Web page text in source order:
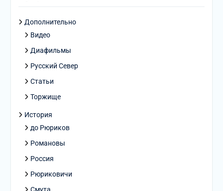
Дополнительно
Видео
Диафильмы
Русский Север
Статьи
Торжище
История
до Рюриков
Романовы
Россия
Рюриковичи